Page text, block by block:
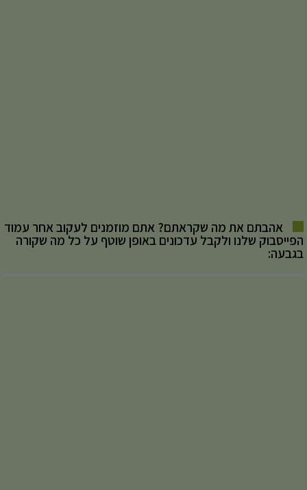
אהבתם את מה שקראתם? אתם מוזמנים לעקוב אחר עמוד
הפייסבוק שלנו ולקבל עדכונים באופן שוטף על כל מה שקורה
בגבעה: